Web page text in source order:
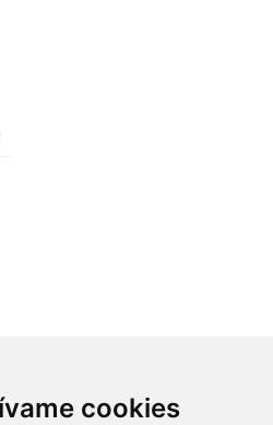
cookies